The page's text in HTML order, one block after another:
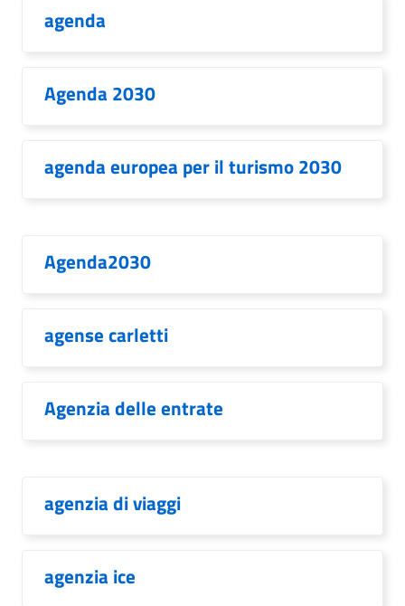
agenda
Agenda 2030
agenda europea per il turismo 2030
Agenda2030
agense carletti
Agenzia delle entrate
agenzia di viaggi
agenzia ice